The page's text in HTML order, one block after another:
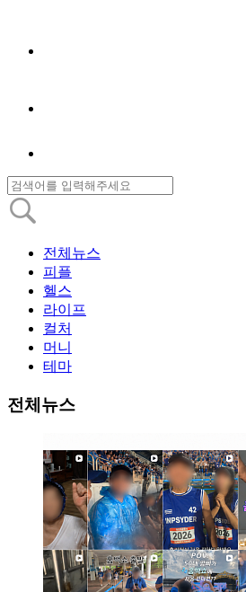
전체뉴스
피플
헬스
라이프
컬처
머니
테마
전체뉴스